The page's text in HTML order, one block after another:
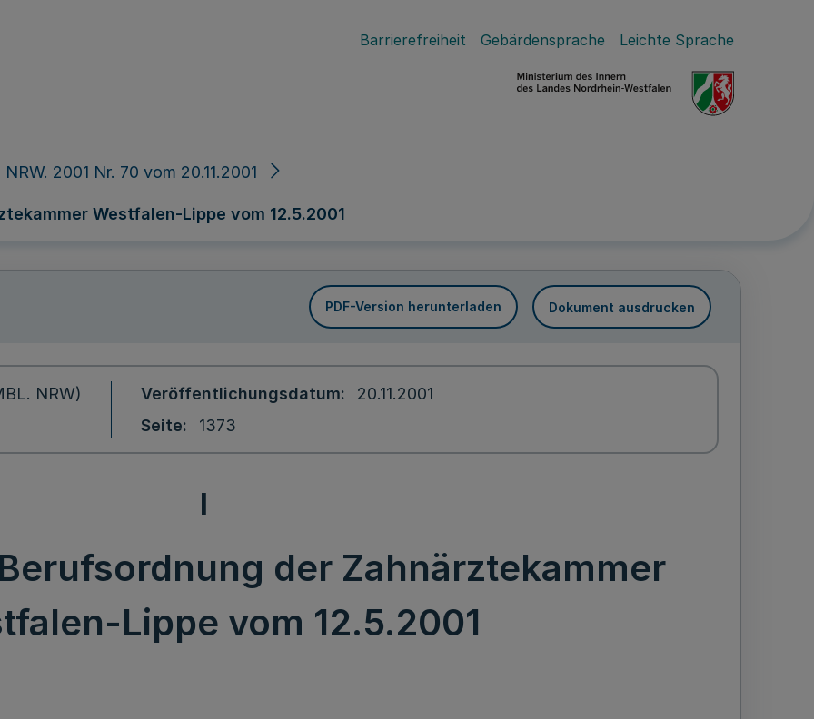
Barrierefreiheit Gebärdensprache Leichte Sprache
NRW. 2001 Nr. 70 vom 20.11.2001
Westfalen-Lippe vom 12.5.2001
PDF-Version herunterladen Dokument ausdrucken
NRW)
Veröffentlichungsdatum
20.11.2001
Seite
1373
I
der Zahnärztekammer
Lippe vom 12.5.2001